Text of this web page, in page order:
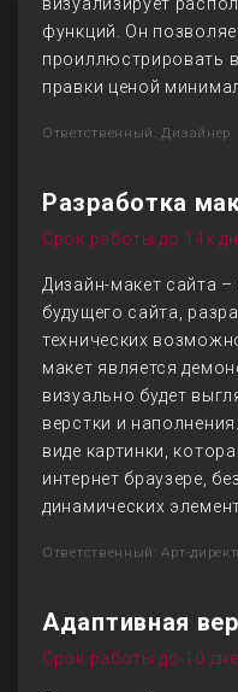
функций. Он
проиллюстрировать
правки ценой
Ответственный: Дизайнер
Разработка
Срок работы до 14х
Дизайн-макет сайта
будущего сайта,
технических
макет является
визуально будет
верстки и
виде картинки,
интернет браузере,
динамических
Ответственный: Арт-
Адаптивная
Срок работы до 10